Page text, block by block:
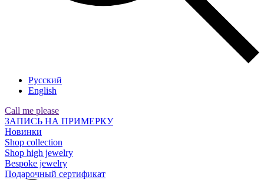
Русский
English
Call me please
ЗАПИСЬ НА ПРИМЕРКУ
Новинки
Shop collection
Shop high jewelry
Bespoke jewelry
Подарочный сертификат